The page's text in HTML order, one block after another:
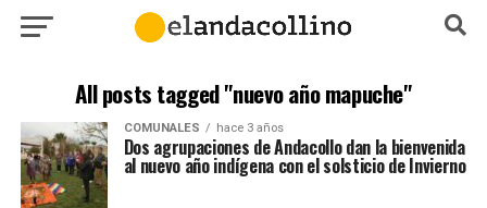
All posts tagged "nuevo año mapuche"
COMUNALES hace 3 años
Dos agrupaciones de Andacollo dan la bienvenida
al nuevo año indígena con el solsticio de Invierno